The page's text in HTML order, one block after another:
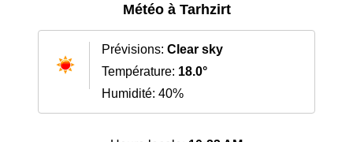
Météo à Tarhzirt
Prévisions: Clear sky
Température: 18.0°
Humidité: 40%